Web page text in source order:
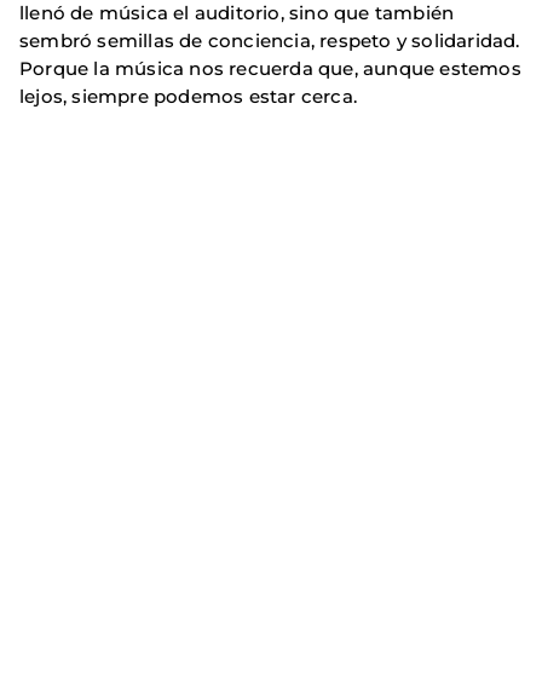
llenó de música el auditorio, sino que también
sembró semillas de conciencia, respeto y solidaridad.
Porque la música nos recuerda que, aunque estemos
lejos, siempre podemos estar cerca.